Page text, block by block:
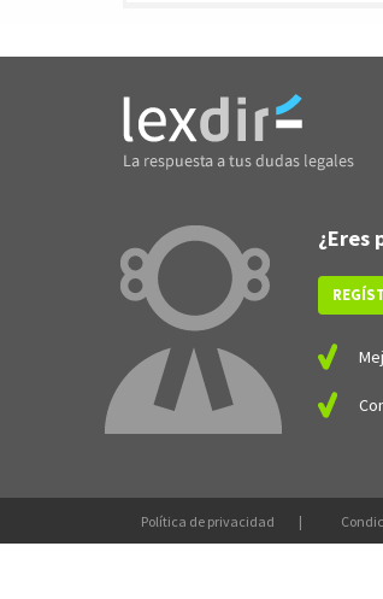
¿Eres
Política de privacidad